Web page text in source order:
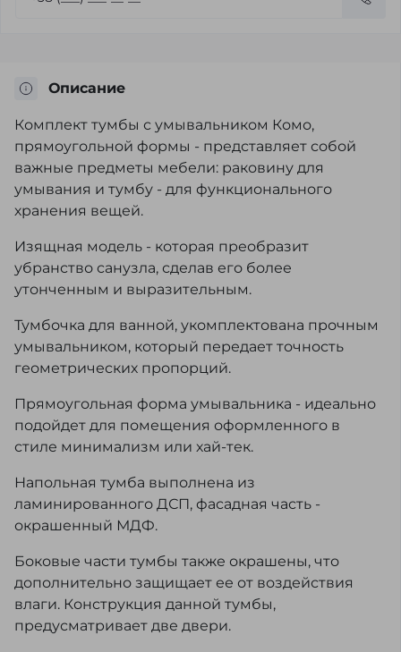
Описание
Комплект тумбы с умывальником Комо,
прямоугольной формы - представляет собой
важные предметы мебели: раковину для
умывания и тумбу - для функционального
хранения вещей.
Изящная модель - которая преобразит
убранство санузла, сделав его более
утонченным и выразительным.
Тумбочка для ванной, укомплектована прочным
умывальником, который передает точность
геометрических пропорций.
Прямоугольная форма умывальника - идеально
подойдет для помещения оформленного в
стиле минимализм или хай-тек.
Напольная тумба выполнена из
ламинированного ДСП, фасадная часть -
окрашенный МДФ.
Боковые части тумбы также окрашены, что
дополнительно защищает ее от воздействия
влаги. Конструкция данной тумбы,
предусматривает две двери.